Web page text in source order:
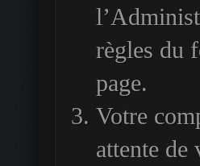
règles du
page.
Votre
attente de